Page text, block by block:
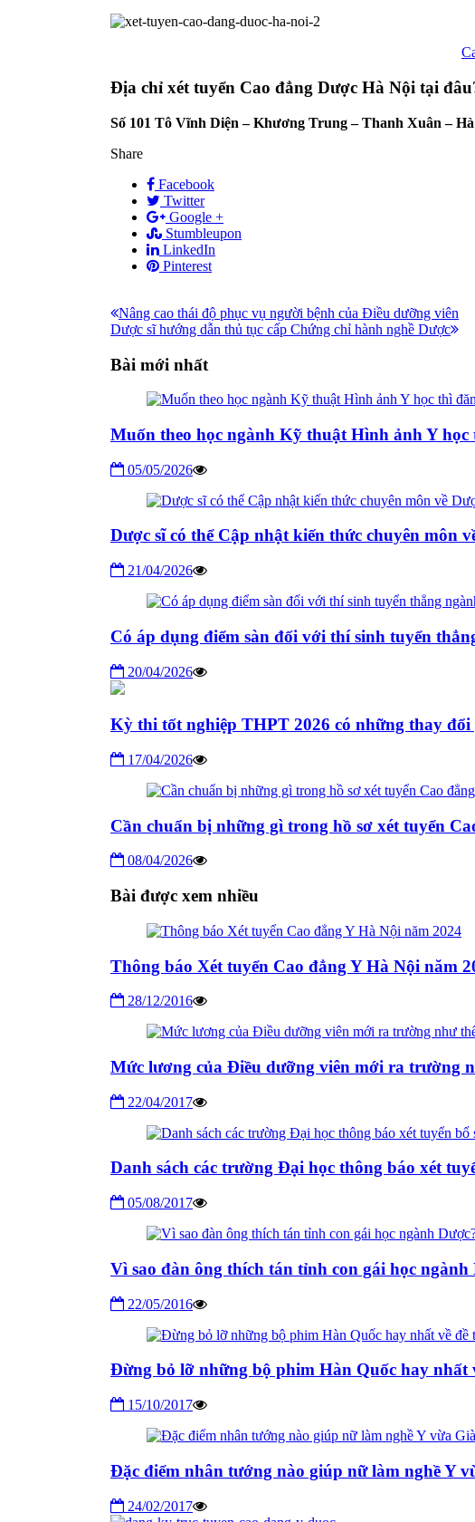
Địa chỉ xét tuyển Cao đẳng Dược Hà Nội tại
Số 101 Tô Vĩnh Diện – Khương Trung – Thanh Xuân –
Share
Facebook
Twitter
Google +
Stumbleupon
LinkedIn
Pinterest
Điều
hướng
bài
Bài
trước:
Nâng cao thái độ phục vụ người bệnh của Điều dưỡng viên
Bài
Dược sĩ hướng dẫn thủ tục cấp Chứng chỉ hành nghề Dược
Bài mới nhất
Muốn theo học ngành Kỹ thuật Hình ảnh Y
05/05/2026
Dược sĩ có thể Cập nhật kiến thức chuyên môn
21/04/2026
Có áp dụng điểm sàn đối với thí sinh tuyển
20/04/2026
Kỳ thi tốt nghiệp THPT 2026 có những thay đổi
17/04/2026
Cần chuẩn bị những gì trong hồ sơ xét tuyển
08/04/2026
Bài được xem nhiều
Thông báo Xét tuyển Cao đẳng Y Hà Nội năm
28/12/2016
Mức lương của Điều dưỡng viên mới ra trường
22/04/2017
Danh sách các trường Đại học thông báo xét
05/08/2017
Vì sao đàn ông thích tán tỉnh con gái học ngành
22/05/2016
Đừng bỏ lỡ những bộ phim Hàn Quốc hay nhất
15/10/2017
Đặc điểm nhân tướng nào giúp nữ làm nghề Y
24/02/2017